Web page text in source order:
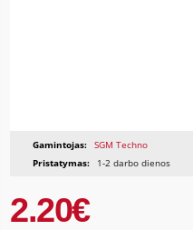
Gamintojas: SGM Techno
Pristatymas:
1-2 darbo dienos
2.20€